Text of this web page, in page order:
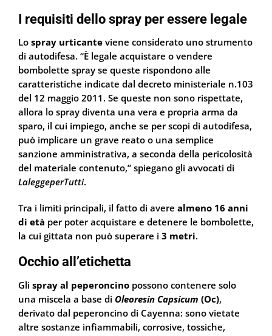
I requisiti dello spray per essere legale
Lo spray urticante viene considerato uno strumento
di autodifesa. “È legale acquistare o vendere
bombolette spray se queste rispondono alle
caratteristiche indicate dal decreto ministeriale n.103
del 12 maggio 2011. Se queste non sono rispettate,
allora lo spray diventa una vera e propria arma da
sparo, il cui impiego, anche se per scopi di autodifesa,
può implicare un grave reato o una semplice
sanzione amministrativa, a seconda della pericolosità
del materiale contenuto,” spiegano gli avvocati di
LaleggeperTutti.
Tra i limiti principali, il fatto di avere almeno 16 anni
di età per poter acquistare e detenere le bombolette,
la cui gittata non può superare i 3 metri.
Occhio all’etichetta
Gli spray al peperoncino possono contenere solo
una miscela a base di Oleoresin Capsicum (Oc),
derivato dal peperoncino di Cayenna: sono vietate
altre sostanze infiammabili, corrosive, tossiche,